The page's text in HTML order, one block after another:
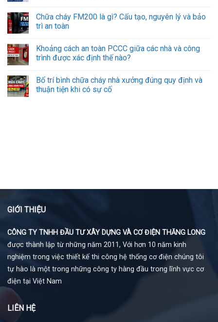
Chữa cháy FM200 là gì? Cấu tạo, nguyên lý và bảo
trì an toàn
Khoảng cách an toàn PCCC giữa các nhà và công
trình được xác định thế nào?
Bố trí bình chữa cháy nhà xưởng đúng quy định và
thuận tiện khi có sự cố
GIỚI THIỆU
CÔNG TY TNHH ĐẦU TƯ XÂY DỰNG VÀ CƠ ĐIỆN THĂNG LONG
được thành lập từ những năm 2011, Với hơn 10 năm kinh
nghiệm trong việc thiết kế thi công hệ thống cơ điện chúng tôi
tự hào là một trong những công ty hàng đầu trong lĩnh vực cơ
điện tại Việt Nam
LIÊN HỆ